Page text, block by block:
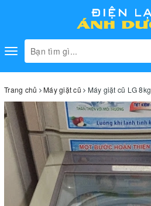
Toggle
navigation
Trang chủ Máy giặt cũ Máy giặt cũ LG 8kg